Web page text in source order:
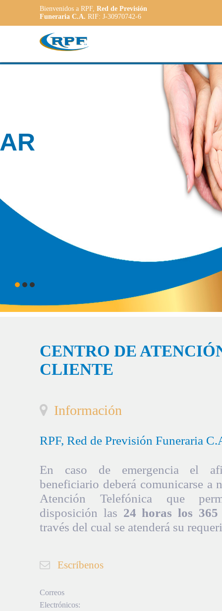
Bienvenidos a RPF, Red de Previsión
Funeraria C.A. RIF: J-30970742-6
Contamos con
a las
CENTRO DE
CLIENTE
Información
RPF, Red de Previsión Funeraria
En caso de emergencia el
beneficiario deberá comunicarse a
Atención Telefónica que
disposición las 24 horas los
través del cual se atenderá su
Escríbenos
Correos
Electrónicos: